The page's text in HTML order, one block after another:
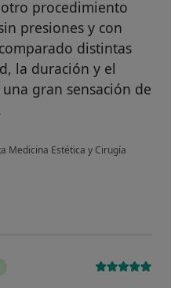
procedimiento
presiones y con
distintas
la duración y el
gran sensación de
Medicina Estética y Cirugía